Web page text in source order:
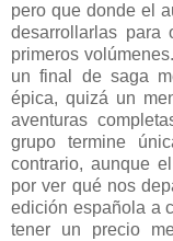
pero que donde el
desarrollarlas
primeros
un final de saga
épica, quizá un
aventuras
grupo termine
contrario, aunque
por ver qué nos
edición española a
tener un precio